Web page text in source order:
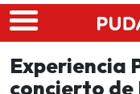
Skip to main content
Experiencia
concierto de